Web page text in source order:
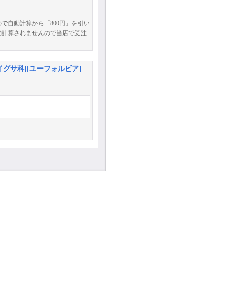
自動計算から「800円」を引い
算されませんので当店で受注
サ科][ユーフォルビア]